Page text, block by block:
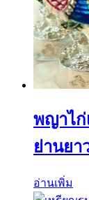
พญาไก่
ย่านย
อ่านเพิ่ม